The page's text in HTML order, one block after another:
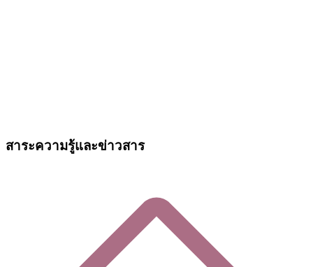
สาระความรู้และข่าวสาร